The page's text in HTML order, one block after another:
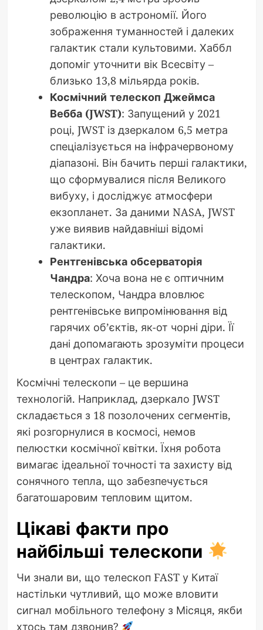
революцію в астрономії. Його
зображення туманностей і далеких
галактик стали культовими. Хаббл
допоміг уточнити вік Всесвіту –
близько 13,8 мільярда років.
Космічний телескоп Джеймса
Вебба (JWST): Запущений у 2021
році, JWST із дзеркалом 6,5 метра
спеціалізується на інфрачервоному
діапазоні. Він бачить перші галактики,
що сформувалися після Великого
вибуху, і досліджує атмосфери
екзопланет. За даними NASA, JWST
уже виявив найдавніші відомі
галактики.
Рентгенівська обсерваторія
Чандра: Хоча вона не є оптичним
телескопом, Чандра вловлює
рентгенівське випромінювання від
гарячих об’єктів, як-от чорні діри. Її
дані допомагають зрозуміти процеси
в центрах галактик.
Космічні телескопи – це вершина
технологій. Наприклад, дзеркало JWST
складається з 18 позолочених сегментів,
які розгорнулися в космосі, немов
пелюстки космічної квітки. Їхня робота
вимагає ідеальної точності та захисту від
сонячного тепла, що забезпечується
багатошаровим тепловим щитом.
Цікаві факти про
найбільші телескопи
Чи знали ви, що телескоп FAST у Китаї
настільки чутливий, що може вловити
сигнал мобільного телефону з Місяця, якби
хтось там дзвонив?